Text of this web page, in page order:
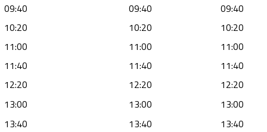
09:40
09:40
09:40
10:20
10:20
10:20
11:00
11:00
11:00
11:40
11:40
11:40
12:20
12:20
12:20
13:00
13:00
13:00
13:40
13:40
13:40